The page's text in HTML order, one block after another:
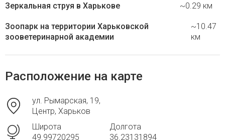
Зеркальная струя в Харькове ~0.29 км
Зоопарк на территории Харьковской
зооветеринарной академии
~10.47
км
Расположение на карте
ул. Рымарская, 19,
Центр, Харьков
Широта
49.99720295
Долгота
36.23131894